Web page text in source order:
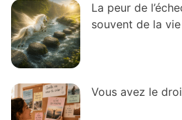
La peur de
souvent de la
Vous avez le